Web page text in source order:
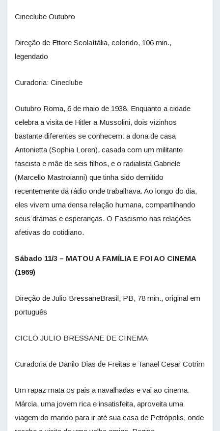
Cineclube Outubro
Direção de Ettore ScolaItália, colorido, 106 min.,
legendado
Curadoria: Cineclube
Outubro Roma, 6 de maio de 1938. Enquanto a cidade
celebra a visita de Hitler a Mussolini, dois vizinhos
bastante diferentes se conhecem: a dona de casa
Antonietta (Sophia Loren), casada com um militante
fascista e mãe de seis filhos, e o radialista Gabriele
(Marcello Mastroianni) que tinha sido demitido
recentemente da rádio onde trabalhava. Ao longo do dia,
eles vivem uma densa relação humana, compartilhando
seus dramas e esperanças. O Fascismo nas relações
afetivas do cotidiano.
Sábado 11/3 – MATOU A FAMÍLIA E FOI AO CINEMA
(1969)
Direção de Julio BressaneBrasil, PB, 78 min., original em
português
CICLO JULIO BRESSANE DE CINEMA
Curadoria de Danilo Dias de Freitas e Tanael Cesar Cotrim
Um rapaz mata os pais a navalhadas e vai ao cinema.
Márcia, uma jovem rica e insatisfeita, aproveita uma
viagem do marido para ir até sua casa de Petrópolis, onde